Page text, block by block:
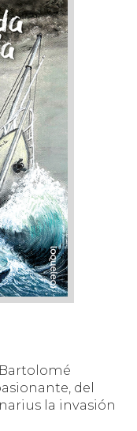
del
la invasión